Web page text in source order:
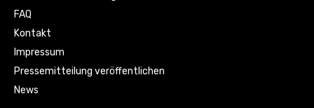
FAQ
Kontakt
Impressum
Pressemitteilung veröffentlichen
News